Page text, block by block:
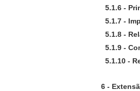
5.1.6 -
5.1.7 -
5.1.8 -
5.1.9 -
5.1.10 -
6 -